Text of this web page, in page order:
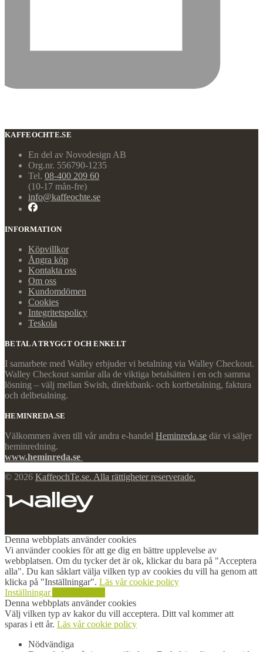
KAFFEOCHTE.SE
En del av Novodesign AB
Org.nr. 556790-1235
Tel. 08-400 209 60
(10-17 mån-fre)
info@kaffeochte.se
INFORMATION
Köpvillkor
Ångra köp
Kontakta oss
Om oss
Kundomdömen
Cookies
Integritetspolicy
Teskola
BETALA TRYGGT OCH ENKELT
I samarbete med Walley erbjuder vi betalning via Walley Checkout.
Walley Checkout samlar alla de viktiga betalsätten i en och samma
lösning – välj mellan Swish, direktbank- och kortbetalning, faktura
och delbetalning.
HEMINREDA.SE
Välkommen även till vår andra e-handel Heminreda.se där vi säljer
heminredning.
www.heminreda.se
© 2026 KaffeochTe.se. Alla rättigheter reserverade.
Denna webbplats använder cookies
Vi använder cookies för att ge dig en bättre upplevelse av
webbplatsen. Om du tycker det är ok, klickar du bara på "Acceptera
alla". Du kan såklart välja vilken typ av cookies du vill ha genom att
klicka på "Inställningar". Läs vår cookie policy
Inställningar
Denna webbplats använder cookies
Välj vilken typ av kakor du vill acceptera. Ditt val kommer att
sparas i ett år. Läs vår cookie policy
Nödvändiga